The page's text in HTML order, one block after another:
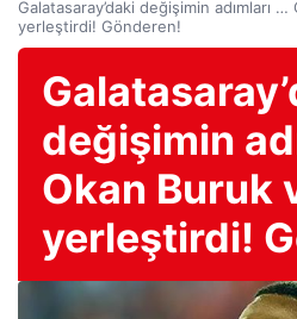
Galatasaray’daki değişimin adımları
yerleştirdi! Gönderen!
değişimin
Okan Buruk
yerleştirdi!